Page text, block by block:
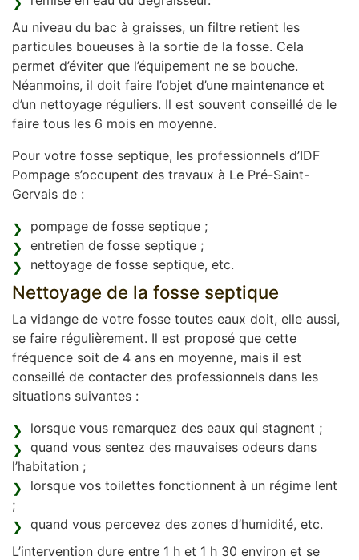
Au niveau du bac à graisses, un filtre retient les
particules boueuses à la sortie de la fosse. Cela
permet d’éviter que l’équipement ne se bouche.
Néanmoins, il doit faire l’objet d’une maintenance et
d’un nettoyage réguliers. Il est souvent conseillé de le
faire tous les 6 mois en moyenne.
Pour votre fosse septique, les professionnels d’IDF
Pompage s’occupent des travaux à Le Pré-Saint-
Gervais de :
pompage de fosse septique ;
entretien de fosse septique ;
nettoyage de fosse septique, etc.
Nettoyage de la fosse septique
La vidange de votre fosse toutes eaux doit, elle aussi,
se faire régulièrement. Il est proposé que cette
fréquence soit de 4 ans en moyenne, mais il est
conseillé de contacter des professionnels dans les
situations suivantes :
lorsque vous remarquez des eaux qui stagnent ;
quand vous sentez des mauvaises odeurs dans
l’habitation ;
lorsque vos toilettes fonctionnent à un régime lent
;
quand vous percevez des zones d’humidité, etc.
L’intervention dure entre 1 h et 1 h 30 environ et se